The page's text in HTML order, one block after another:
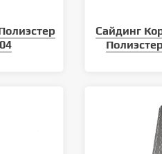
срок службы
Сайдинг